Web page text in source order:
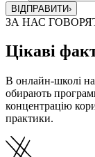
ВІДПРАВИТИ›
ЗА НАС
Цікаві
В онлайн-школі
обирають
концентрацію
практики.